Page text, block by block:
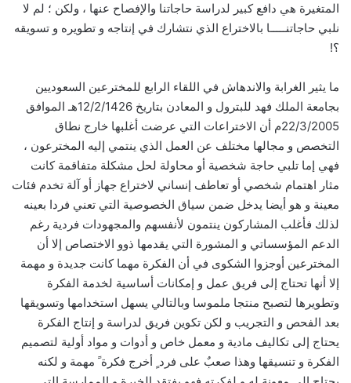
المتغيرة هي دافع كبير لدراسة حاجاتنا والإفصاح عنها ، ولكن ؛ لم لا
نلبي حاجاتنـــــا بالاختراع الذي نتشارك في إنتاجه و تطويره و تسويقه
؟!
ما يثير الغرابة والاندهاش في اللقاء الرابع للمخترعين السعوديين
بجامعة الملك فهد للبترول و المعادن بتاريخ 12/2/1426هـ الموافق
22/3/2005م أن الاختراعات التي عرضت أغلبها خارج نطاق
التخصص و مجالها مختلف عن العمل الذي ينتمي إليه المخترعون ،
فهي إما تلبي حاجة شخصية أو محاولة لحل مشكلة متفاقمة كانت
مثار اهتمام شخصي أو تعاطف إنساني لاختراع جهاز أو آلة تخدم فئات
معينة و هو أيضا يدخل ضمن سياق الخصوصية التي تعني فردا بعينه
لذلك فأغلب المشاركون ينتمون لأنفسهم والمجهودات فردية رغم
الدعم المؤسساتي و المشورة التي يقدمها ذوو الاختصاص إلا أن
المخترعين أوجزوا الشكوى في أن الفكرة مهما كانت جديدة و مهمة
إلا أنها تحتاج إلى فريق عمل و إمكانات أساسية لخدمة الفكرة
وتطويرها لتصبح منتجا ملموسا وبالتالي يسهل استخدامها وتسويقها
بعد الفحص و التجريب و لكن تكوين فريق لدراسة و إنتاج الفكرة
يحتاج إلى تكاليف مادية و معمل خاص و أدوات و مواد أولية لتصميم
الفكرة و تنسيقها وهذا صعبٌ على فرد ٍ أخرج فكرة ً مهمة و لكنه